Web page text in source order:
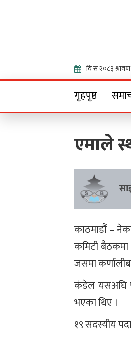
गृहपृष्ठ
एमाले
काठमाडौं –
कमिटी बैठकमा
जसमा
कंडेल यसअघि
भएका थिए ।
१९ सदस्यीय